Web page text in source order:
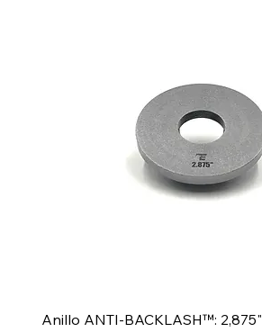
Anillo ANTI-BACKLASH™: 2,875"